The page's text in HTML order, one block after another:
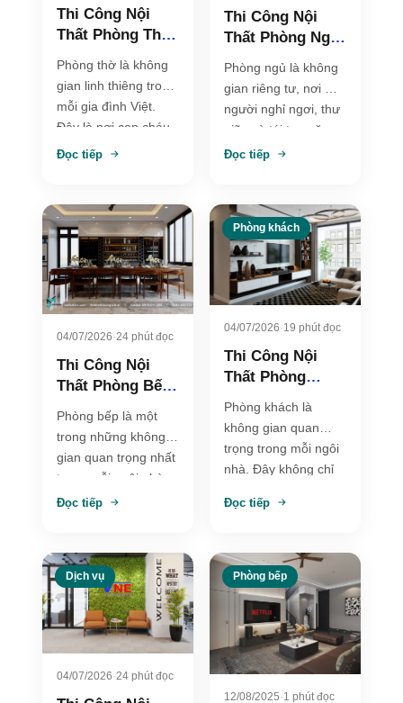
Thi Công Nội
Thất Phòng Thờ
Ấm Cúng Và
Chuẩn Phong
Thủy
Phòng thờ là không
gian linh thiêng trong
mỗi gia đình Việt.
Đây là nơi con cháu
thể hiện lòng thành
Đọc tiếp
Thi Công Nội
Thất Phòng Ngủ
Và Tối Ưu Không
Gian Nghỉ Ngơi
Phòng ngủ là không
gian riêng tư, nơi mỗi
người nghỉ ngơi, thư
giãn và tái tạo năng
lượng sau một
Đọc tiếp
04/07/2026·24 phút đọc
Thi Công Nội
Thất Phòng Bếp
Và Tối Ưu Công
Năng
Phòng bếp là một
trong những không
gian quan trọng nhất
trong mỗi ngôi nhà.
Đây không chỉ là nơi
Đọc tiếp
Phòng khách
04/07/2026·19 phút đọc
Thi Công Nội
Thất Phòng
Đại Và Tối Ưu
Không Gian
Phòng khách là
không gian quan
trọng trong mỗi ngôi
nhà. Đây không chỉ
mà còn là…
Đọc tiếp
Dịch vụ
04/07/2026·24 phút đọc
Phòng bếp
12/08/2025·1 phút đọc